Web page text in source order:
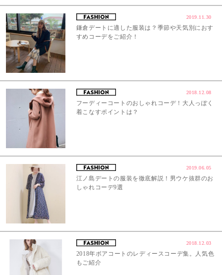
2019.11.30
鎌倉デートに適した服装は？季節や天気別におす
すめコーデをご紹介！
2018.12.08
フーディーコートのおしゃれコーデ！大人っぽく
着こなすポイントは？
2019.06.05
江ノ島デートの服装を徹底解説！男ウケ抜群のお
しゃれコーデ9選
2018.12.03
2018年ボアコートのレディースコーデ集。人気色
もご紹介